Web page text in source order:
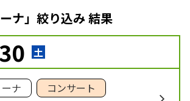
ナ」絞り込み 結果
30 土
ナ コンサート